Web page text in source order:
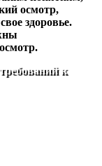
осмотр,
здоровье.
к